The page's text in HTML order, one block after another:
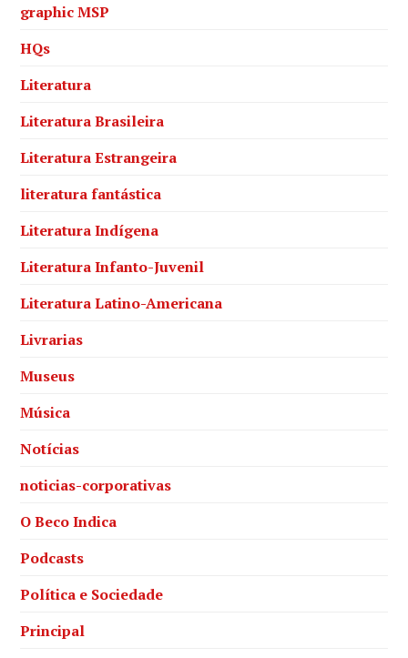
graphic MSP
HQs
Literatura
Literatura Brasileira
Literatura Estrangeira
literatura fantástica
Literatura Indígena
Literatura Infanto-Juvenil
Literatura Latino-Americana
Livrarias
Museus
Música
Notícias
noticias-corporativas
O Beco Indica
Podcasts
Política e Sociedade
Principal